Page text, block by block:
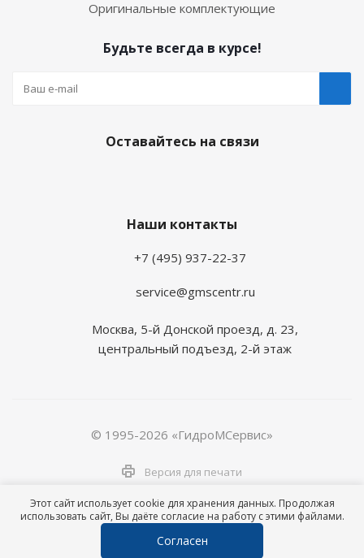
Оригинальные комплектующие
Будьте всегда в курсе!
Оставайтесь на связи
Наши контакты
+7 (495) 937-22-37
service@gmscentr.ru
Москва, 5-й Донской проезд, д. 23,
центральный подъезд, 2-й этаж
© 1995-2026 «ГидроМСервис»
Версия для печати
Этот сайт использует cookie для хранения данных. Продолжая
использовать сайт, Вы даёте согласие на работу с этими файлами.
Согласен